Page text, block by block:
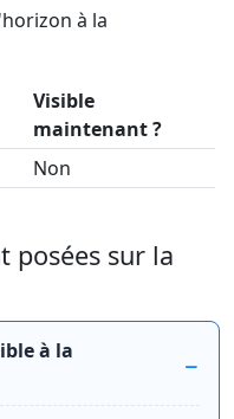
à la
Visible
maintenant ?
Non
posées sur la
à la